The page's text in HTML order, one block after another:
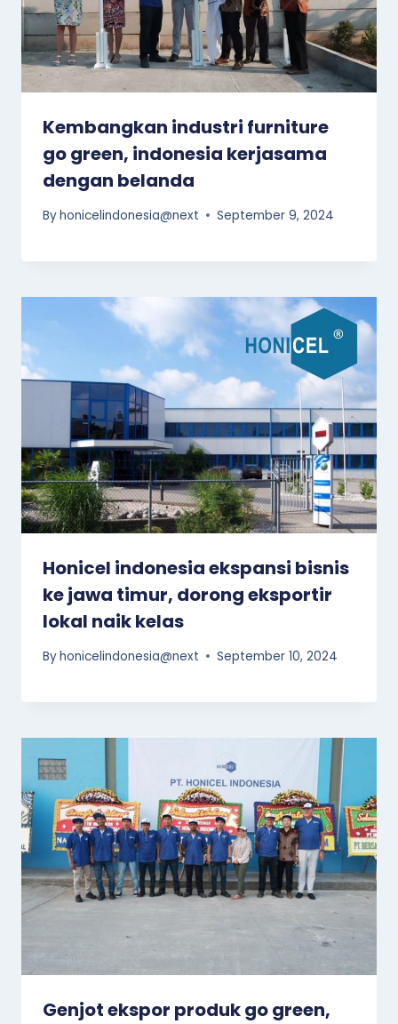
Kembangkan industri furniture
go green, indonesia kerjasama
dengan belanda
Byhonicelindonesia@next September 9, 2024
Honicel indonesia ekspansi bisnis
ke jawa timur, dorong eksportir
lokal naik kelas
Byhonicelindonesia@next September 10, 2024
Genjot ekspor produk go green,